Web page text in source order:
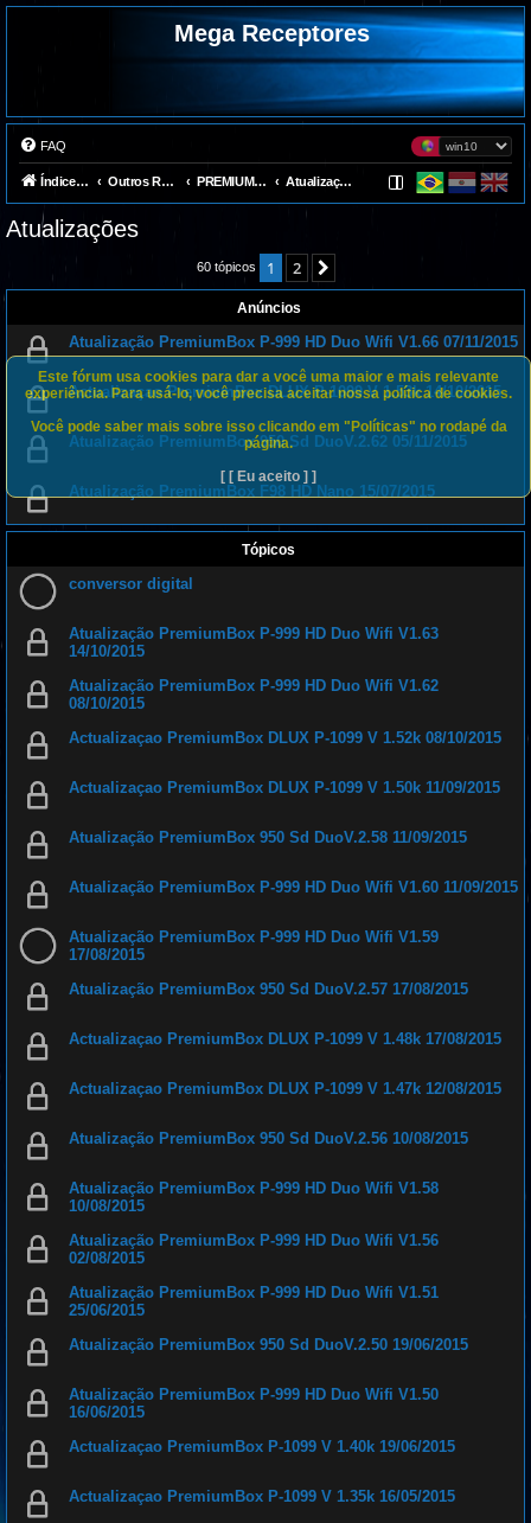
Mega Receptores
FAQ
Índice do fórum Outros Receptores PREMIUMBOX Atualizações
Atualizações
60 tópicos 1 2
Anúncios
Atualização PremiumBox P-999 HD Duo Wifi V1.66 07/11/2015
Actualizaçao PremiumBox DLUX P-1099 V 1.53k 14/10/2015
Atualização PremiumBox 950 Sd DuoV.2.62 05/11/2015
Atualização PremiumBox F98 HD Nano 15/07/2015
Tópicos
conversor digital
Atualização PremiumBox P-999 HD Duo Wifi V1.63
14/10/2015
Atualização PremiumBox P-999 HD Duo Wifi V1.62
08/10/2015
Actualizaçao PremiumBox DLUX P-1099 V 1.52k 08/10/2015
Actualizaçao PremiumBox DLUX P-1099 V 1.50k 11/09/2015
Atualização PremiumBox 950 Sd DuoV.2.58 11/09/2015
Atualização PremiumBox P-999 HD Duo Wifi V1.60 11/09/2015
Atualização PremiumBox P-999 HD Duo Wifi V1.59
17/08/2015
Atualização PremiumBox 950 Sd DuoV.2.57 17/08/2015
Actualizaçao PremiumBox DLUX P-1099 V 1.48k 17/08/2015
Actualizaçao PremiumBox DLUX P-1099 V 1.47k 12/08/2015
Atualização PremiumBox 950 Sd DuoV.2.56 10/08/2015
Atualização PremiumBox P-999 HD Duo Wifi V1.58
10/08/2015
Atualização PremiumBox P-999 HD Duo Wifi V1.56
02/08/2015
Atualização PremiumBox P-999 HD Duo Wifi V1.51
25/06/2015
Atualização PremiumBox 950 Sd DuoV.2.50 19/06/2015
Atualização PremiumBox P-999 HD Duo Wifi V1.50
16/06/2015
Actualizaçao PremiumBox P-1099 V 1.40k 19/06/2015
Actualizaçao PremiumBox P-1099 V 1.35k 16/05/2015
Este fórum usa cookies para dar a você uma maior e mais relevante
experiência. Para usá-lo, você precisa aceitar nossa política de cookies.
Você pode saber mais sobre isso clicando em "Políticas" no rodapé da
página.
[ [ Eu aceito ] ]